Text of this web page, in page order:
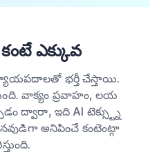
ఎక్కువ
భర్తీ చేస్తాయి.
వాక్యం ప్రవాహం, లయ
ద్వారా, ఇది AI టెక్స్ట్ను
అనిపించే కంటెంట్గా